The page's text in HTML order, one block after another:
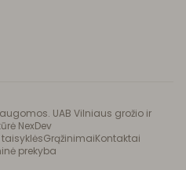
UAB Vilniaus grožio ir
NexDev
taisyklėsGrąžinimaiKontaktai
prekyba